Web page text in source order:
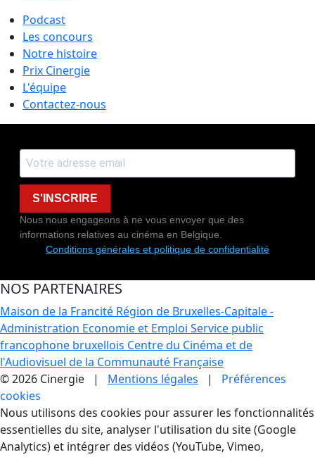
Podcast
Les concours
Notre histoire
Prix Cinergie
L'équipe
Contactez-nous
S'INSCRIRE
Nous nous engageons à ne vous envoyer que des
informations relatives au cinéma en Belgique.
Conditions générales et politique de confidentialité
NOS PARTENAIRES
Maison de la Francité Région de Bruxelles-Capitale -
Administration Economie et Emploi Service public
francophone bruxellois Centre du Cinéma et de
l'Audiovisuel de la Communauté Française
© 2026 Cinergie | Mentions légales | Préférences
cookies
Gestion des Cookies
Nous utilisons des cookies pour assurer les fonctionnalités
essentielles du site, analyser l'utilisation du site (Google
Analytics) et intégrer des vidéos (YouTube, Vimeo,